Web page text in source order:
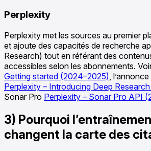
Perplexity
Perplexity met les sources au premier
et ajoute des capacités de recherche
Research) tout en référant des
accessibles selon les abonnements.
Getting started (2024–2025),
Perplexity – Introducing Deep
Sonar Pro Perplexity – Sonar Pro API
3) Pourquoi
changent la carte des